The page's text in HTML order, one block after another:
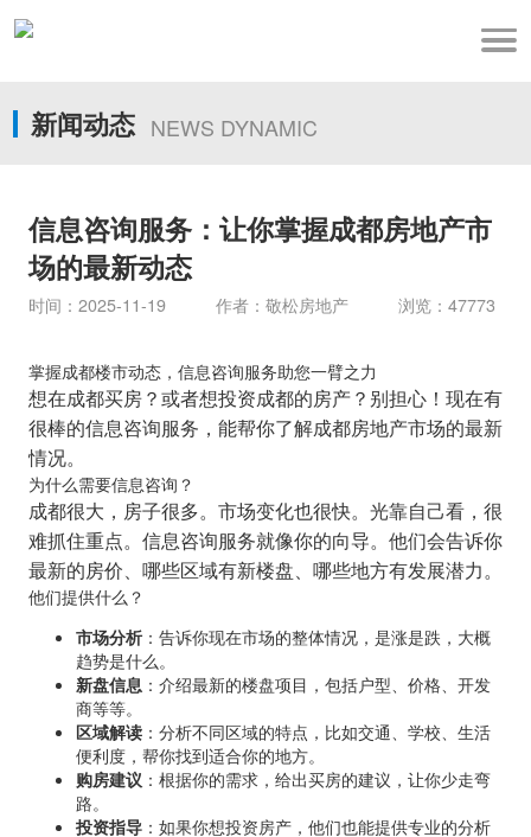
新闻动态 NEWS DYNAMIC
信息咨询服务：让你掌握成都房地产市
场的最新动态
时间：2025-11-19 作者：敬松房地产 浏览：47773
掌握成都楼市动态，信息咨询服务助您一臂之力
想在成都买房？或者想投资成都的房产？别担心！现在有
很棒的信息咨询服务，能帮你了解成都房地产市场的最新
情况。
为什么需要信息咨询？
成都很大，房子很多。市场变化也很快。光靠自己看，很
难抓住重点。信息咨询服务就像你的向导。他们会告诉你
最新的房价、哪些区域有新楼盘、哪些地方有发展潜力。
他们提供什么？
市场分析：告诉你现在市场的整体情况，是涨是跌，大概
趋势是什么。
新盘信息：介绍最新的楼盘项目，包括户型、价格、开发
商等等。
区域解读：分析不同区域的特点，比如交通、学校、生活
便利度，帮你找到适合你的地方。
购房建议 ：根据你的需求，给出买房的建议，让你少走弯
路。
投资指导：如果你想投资房产，他们也能提供专业的分析